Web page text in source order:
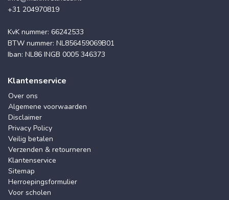
+31 204970819
KvK nummer: 66242533
BTW nummer: NL856459069B01
Iban: NL86 INGB 0005 346373
Klantenservice
Over ons
Algemene voorwaarden
Disclaimer
Privacy Policy
Veilig betalen
Verzenden & retourneren
Klantenservice
Sitemap
Herroepingsformulier
Voor scholen